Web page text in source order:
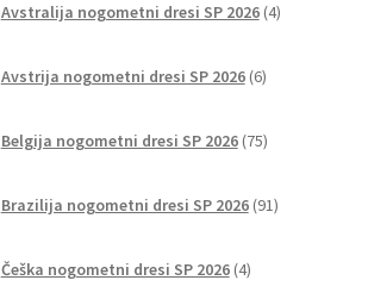
Avstralija nogometni dresi SP 2026 4izdelki
Avstrija nogometni dresi SP 2026 6izdelkov
Belgija nogometni dresi SP 2026 75izdelkov
Brazilija nogometni dresi SP 2026 91izdelkov
Češka nogometni dresi SP 2026 4izdelki